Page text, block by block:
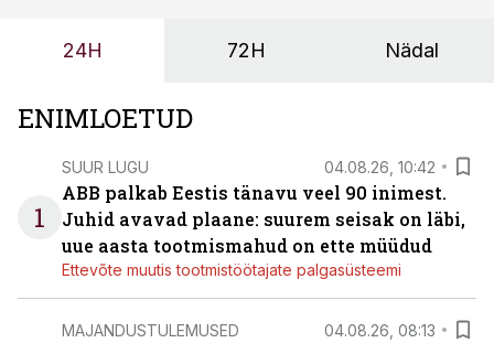
24H 72H Nädal
ENIMLOETUD
1
SUUR LUGU 04.08.26, 10:42
ABB palkab Eestis tänavu veel 90 inimest.
Juhid avavad plaane: suurem seisak on läbi,
uue aasta tootmismahud on ette müüdud
Ettevõte muutis tootmistöötajate palgasüsteemi
MAJANDUSTULEMUSED 04.08.26, 08:13